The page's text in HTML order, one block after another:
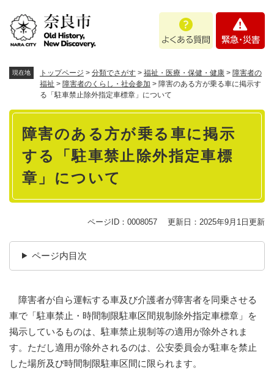
あ
問
・
現在地 トップページ > 分類でさがす > 福祉・医療・保健・健康 > 障害者の
福祉 > 障害者のくらし・社会参加 > 障害のある方が乗る車に掲示す
る「駐車禁止除外指定車標章」について
本
障害のある方が乗る車に掲示
する「駐車禁止除外指定車標
章」について
ページID：0008057 更新日：2025年9月1日更新
ページ内目次
障害者が自ら運転する車及び介護者が障害者を同乗させる
車で「駐車禁止・時間制限駐車区間規制除外指定車標章」を
掲示しているものは、駐車禁止規制等の適用が除外されま
す。ただし適用が除外されるのは、公安委員会が駐車を禁止
した場所及び時間制限駐車区間に限られます。